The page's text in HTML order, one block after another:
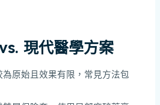
現代醫學方案
原始且效果有限，常見方法包